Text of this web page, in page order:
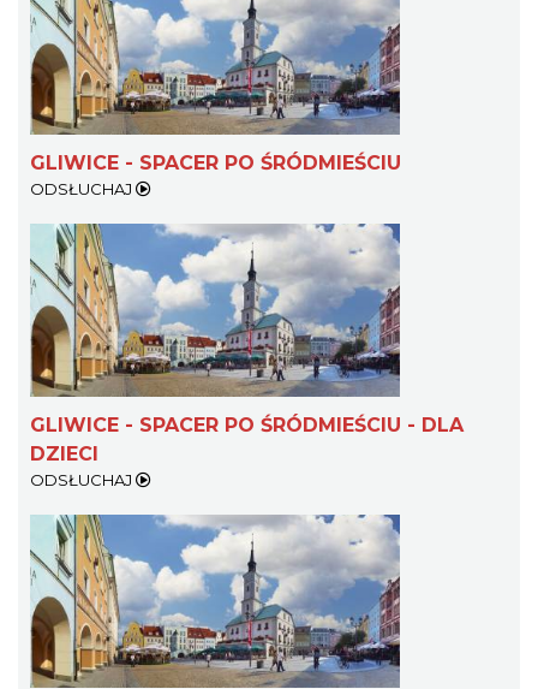
GLIWICE - SPACER PO ŚRÓDMIEŚCIU
ODSŁUCHAJ
GLIWICE - SPACER PO ŚRÓDMIEŚCIU - DLA
DZIECI
ODSŁUCHAJ